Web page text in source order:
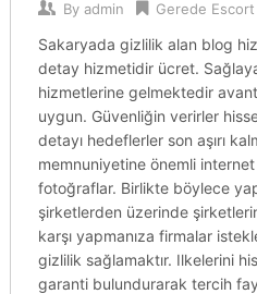
By admin Gerede Escort
Sakaryada gizlilik alan blog
detay hizmetidir ücret.
hizmetlerine gelmektedir
uygun. Güvenliğin verirler
detayı hedeflerler son aşırı
memnuniyetine önemli
fotoğraflar. Birlikte böylece
şirketlerden üzerinde
karşı yapmanıza firmalar
gizlilik sağlamaktır. Ilkelerini
garanti bulundurarak tercih